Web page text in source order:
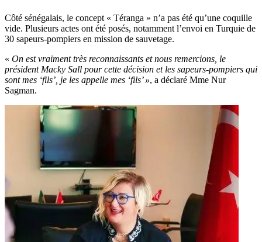
Côté sénégalais, le concept « Téranga » n’a pas été qu’une coquille
vide. Plusieurs actes ont été posés, notamment l’envoi en Turquie de
30 sapeurs-pompiers en mission de sauvetage.
« On est vraiment très reconnaissants et nous remercions, le
président Macky Sall pour cette décision et les sapeurs-pompiers qui
sont mes ‘fils’, je les appelle mes ‘fils’ », a déclaré Mme Nur
Sagman.